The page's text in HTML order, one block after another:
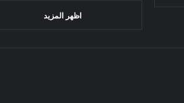
اظهر المزيد